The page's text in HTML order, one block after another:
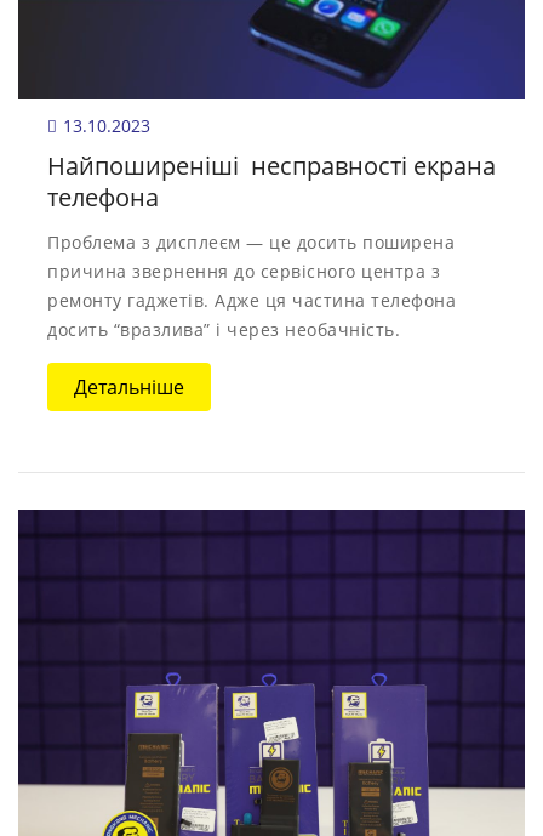
13.10.2023
Найпоширеніші несправності екрана
телефона
Проблема з дисплеєм — це досить поширена
причина звернення до сервісного центра з
ремонту гаджетів. Адже ця частина телефона
досить “вразлива” і через необачність.
Детальніше